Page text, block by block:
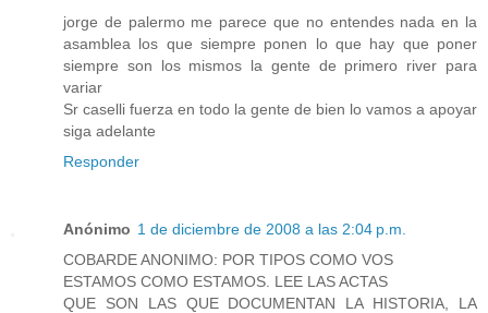
jorge de palermo me parece que no entendes nada en la
asamblea los que siempre ponen lo que hay que poner
siempre son los mismos la gente de primero river para
variar
Sr caselli fuerza en todo la gente de bien lo vamos a apoyar
siga adelante
Responder
Anónimo 1 de diciembre de 2008 a las 2:04 p.m.
COBARDE ANONIMO: POR TIPOS COMO VOS
ESTAMOS COMO ESTAMOS. LEE LAS ACTAS
QUE SON LAS QUE DOCUMENTAN LA HISTORIA, LA